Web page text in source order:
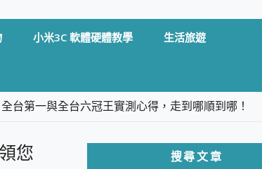
小米3C 軟體硬體教學 生活旅遊
台第一與全台六冠王實測心得，走到哪順到哪！
測您
搜尋文章